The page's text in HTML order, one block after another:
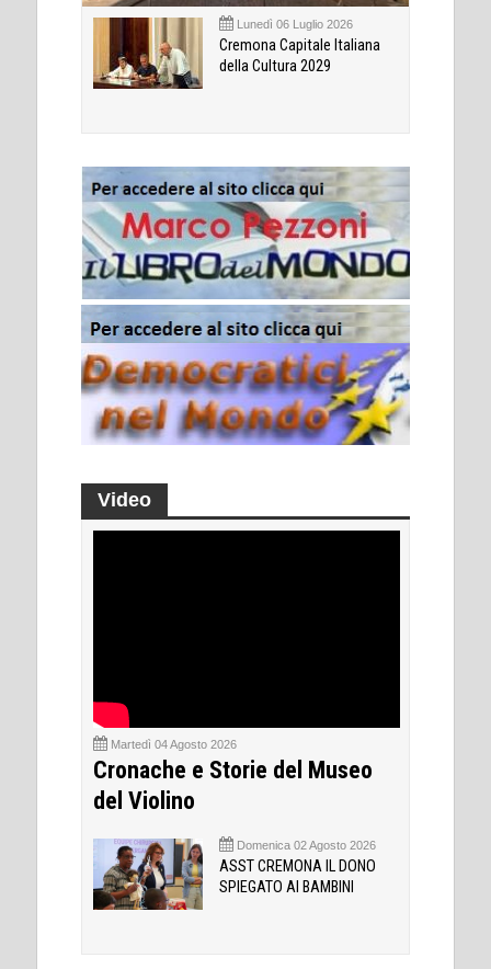
Lunedì 06 Luglio 2026
Cremona Capitale Italiana
della Cultura 2029
Video
Martedì 04 Agosto 2026
Cronache e Storie del Museo
del Violino
Domenica 02 Agosto 2026
ASST CREMONA IL DONO
SPIEGATO AI BAMBINI